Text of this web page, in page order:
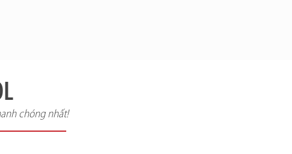
chóng nhất!